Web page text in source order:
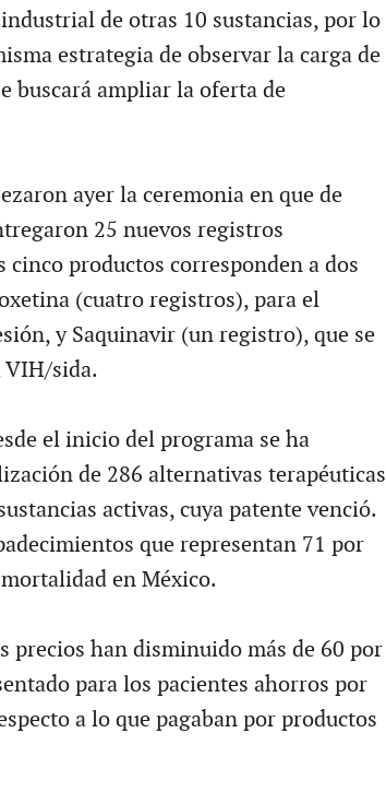
de otras 10 sustancias, por lo
estrategia de observar la carga de
buscará ampliar la oferta de
ayer la ceremonia en que de
25 nuevos registros
cinco productos corresponden a dos
(cuatro registros), para el
y Saquinavir (un registro), que se
sida.
el inicio del programa se ha
de 286 alternativas terapéuticas
activas, cuya patente venció.
que representan 71 por
en México.
precios han disminuido más de 60 por
para los pacientes ahorros por
a lo que pagaban por productos